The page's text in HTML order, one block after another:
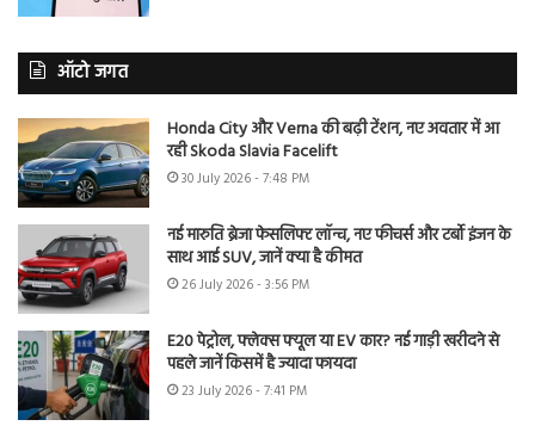
ऑटो जगत
Honda City और Verna की बढ़ी टेंशन, नए अवतार में आ
रही Skoda Slavia Facelift
30 July 2026 - 7:48 PM
नई मारुति ब्रेजा फेसलिफ्ट लॉन्च, नए फीचर्स और टर्बो इंजन के
साथ आई SUV, जानें क्या है कीमत
26 July 2026 - 3:56 PM
E20 पेट्रोल, फ्लेक्स फ्यूल या EV कार? नई गाड़ी खरीदने से
पहले जानें किसमें है ज्यादा फायदा
23 July 2026 - 7:41 PM